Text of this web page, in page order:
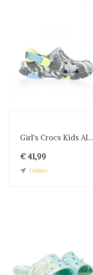
Girl's Crocs Kids Al...
€ 41,99
Online